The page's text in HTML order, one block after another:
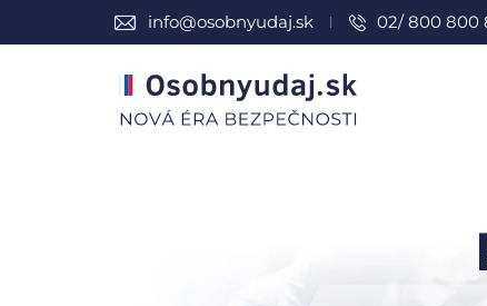
info@osobnyudaj.sk 02/ 800 800